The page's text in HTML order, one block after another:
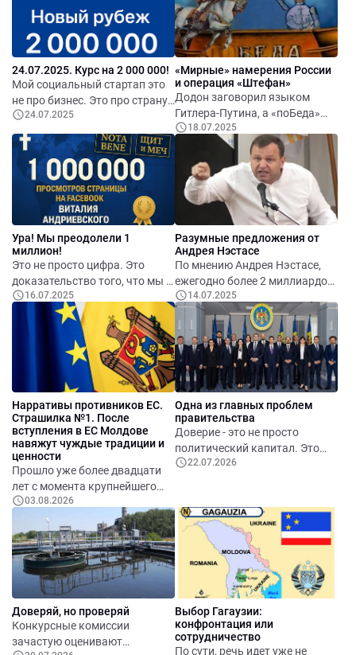
контроль через зависимость,
присутствие и страх.
24.07.2025. Курс на 2 000 000!
Мой социальный стартап это
не про бизнес. Это про страну,
про то, что важно. Это
социально-политические
проекты, в которые я вложил
веру, опыт и убеждённость,
что Молдова достойна
большего.
24.07.2025
«Мирные» намерения России
и операция «Штефан»
Додон заговорил языком
Гитлера-Путина, а «поБеда»
Шора, не сумев донести с
экранов даже примитивно
состряпанный в Кремле миф
попала в историю. В
настоящую историю фейков и
мифов, которые сегодня
Москва транслирует на
Молдову.
18.07.2025
Ура! Мы преодолели 1
миллион!
Это не просто цифра. Это
доказательство того, что мы с
вами создали ведущую
информационную площадку
Молдовы. Площадку, где
всерьёз обсуждаются
важнейшие направления
развития страны. Где
рождаются идеи, звучит
критика, предлагаются
решения. Здесь формируется
новый образ Молдовы -
креативной, думающей,
работающей и побеждающей!
16.07.2025
Разумные предложения от
Андрея Нэстасе
По мнению Андрея Нэстасе,
ежегодно более 2 миллиардов
леев расходуется впустую. Это
деньги, которые можно и
нужно направлять на нужды
граждан: на достойные
зарплаты и пенсии, на
здравоохранение и
образование, на поддержку
сельского хозяйства, на
ремонт дорог. Но для этого
нужно навести элементарный
порядок в управлении
государством.
14.07.2025
Нарративы противников ЕС.
Страшилка №1. После
вступления в ЕС Молдове
навяжут чуждые традиции и
ценности
Прошло уже более двадцати
лет с момента крупнейшего
расширения Европейского
союза. За это время нет ни
одного примера, когда страну
заставили отказаться от
собственного языка,
православной веры,
национальной культуры или
традиционных праздников
ради членства в ЕС.
03.08.2026
Одна из главных проблем
правительства
Доверие - это не просто
политический капитал. Это
фундамент эффективного
настоящая модернизация
Молдовы.
22.07.2026
Доверяй, но проверяй
Конкурсные комиссии
зачастую оценивают
Выбор Гагаузии:
конфронтация или
сотрудничество
По сути, речь идет уже не